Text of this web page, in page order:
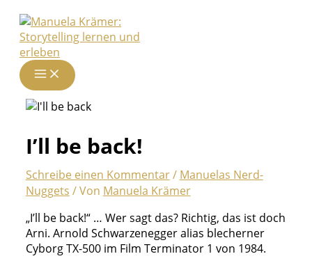
Zum
Inhalt
springen
I’ll be back!
Schreibe einen Kommentar/ Manuelas Nerd-
Nuggets / Von Manuela Krämer
„I’ll be back!“ … Wer sagt das? Richtig, das ist doch
Arni. Arnold Schwarzenegger alias blecherner
Cyborg TX-500 im Film Terminator 1 von 1984.